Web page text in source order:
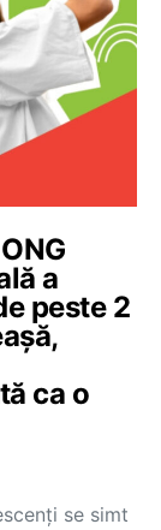
a
peste 2
ca o
se simt